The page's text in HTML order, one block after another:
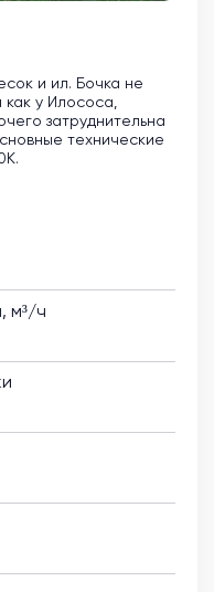
и ил. Бочка не
как у Илососа,
затруднительна
технические
м³/ч